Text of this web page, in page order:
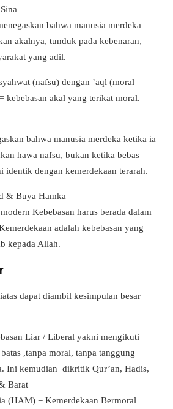
bahwa manusia merdeka
akalnya, tunduk pada kebenaran,
yang adil.
(nafsu) dengan ’aql (moral
kebebasan akal yang terikat moral.
bahwa manusia merdeka ketika ia
hawa nafsu, bukan ketika bebas
identik dengan kemerdekaan terarah.
& Buya Hamka
Kebebasan harus berada dalam
adalah kebebasan yang
kepada Allah.
dapat diambil kesimpulan besar
Liar / Liberal yakni mengikuti
,tanpa moral, tanpa tanggung
Ini kemudian dikritik Qur’an, Hadis,
Barat
(HAM) = Kemerdekaan Bermoral